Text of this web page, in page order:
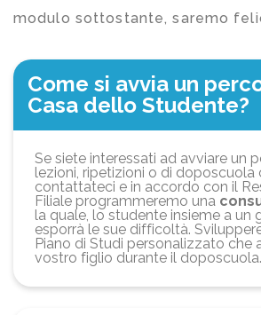
modulo sottostante, saremo
Come si avvia un
Casa dello Studente?
Se siete interessati ad avviare un
lezioni, ripetizioni o di doposcuola
contattateci e in accordo con il
Filiale programmeremo una
la quale, lo studente insieme a un
esporrà le sue difficoltà.
Piano di Studi personalizzato che
vostro figlio durante il doposcuola.